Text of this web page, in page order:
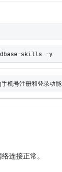
skills -y
号注册和登录功能
连接正常。